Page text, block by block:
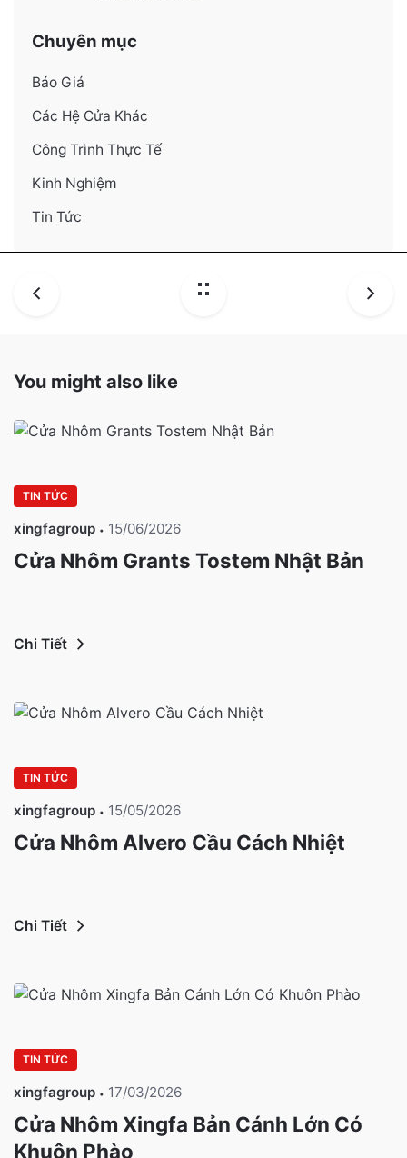
Chuyên mục
Báo Giá
Các Hệ Cửa Khác
Công Trình Thực Tế
Kinh Nghiệm
Tin Tức
You might also like
TIN TỨC
xingfagroup 15/06/2026
Cửa Nhôm Grants Tostem Nhật Bản
Chi Tiết
TIN TỨC
xingfagroup 15/05/2026
Cửa Nhôm Alvero Cầu Cách Nhiệt
Chi Tiết
TIN TỨC
xingfagroup 17/03/2026
Cửa Nhôm Xingfa Bản Cánh Lớn Có
Khuôn Phào